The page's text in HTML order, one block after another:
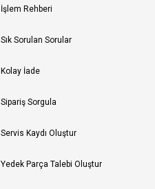
İşlem Rehberi
Sık Sorulan Sorular
Kolay İade
Sipariş Sorgula
Servis Kaydı Oluştur
Yedek Parça Talebi Oluştur